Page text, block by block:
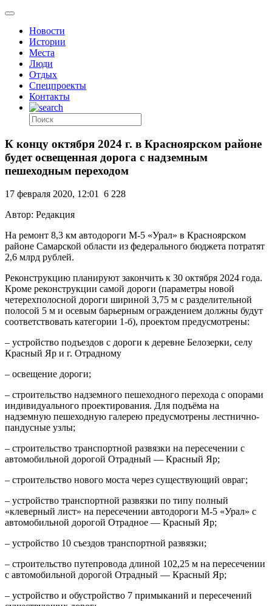
Новости
Истории
Места
Люди
Отдых
Спецпроекты
Контакты
К концу октября 2024 г. в Красноярском районе
будет освещенная дорога с надземным
пешеходным переходом
17 февраля 2020, 12:01 6 228
Автор: Редакция
На ремонт 8,3 км автодороги М-5 «Урал» в Красноярском
районе Самарской области из федерального бюджета потратят
2,6 млрд рублей.
Реконструкцию планируют закончить к 30 октября 2024 года.
Кроме реконструкции самой дороги (параметры новой
четерехполосной дороги шириной 3,75 м с разделительной
полосой 5 м и осевым барьерным ограждением должны будут
соответствовать категории 1-б), проектом предусмотрены:
– устройство подъездов с дороги к деревне Белозерки, селу
Красный Яр и г. Отрадному
– освещение дороги;
– строительство надземного пешеходного перехода с опорами
индивидуального проектирования. Для подъёма на
надземную пешеходную галерею предусмотрены лестнично-
пандусные узлы;
– строительство транспортной развязки на пересечении с
автомобильной дорогой Отрадный — Красный Яр;
– строительство нового моста через существующий овраг;
– устройство транспортной развязки по типу полный
«клеверный лист» на пересечении автодороги М-5 «Урал» с
автомобильной дорогой Отрадное — Красный Яр;
– устройство 10 съездов транспортной развязки;
– строительство путепровода длиной 102,25 м на пересечении
с автомобильной дорогой Отрадный — Красный Яр;
– устройство и обустройство 7 примыканий и пересечений